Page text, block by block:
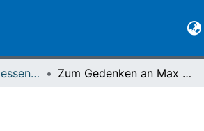
Nachrichten der Giessener Hochschulgesellschaft Vol. 19 (1950) Zum Gedenken an Max Berek